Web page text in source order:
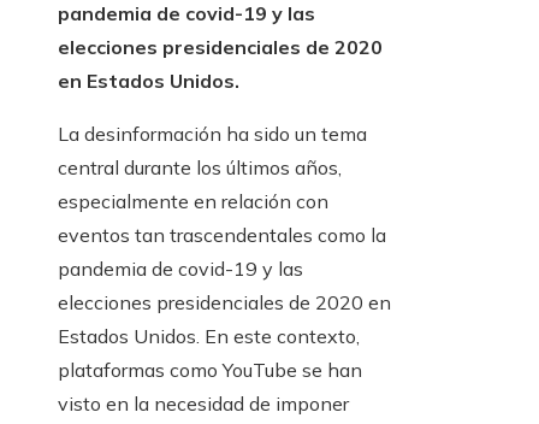
pandemia de covid-19 y las
elecciones presidenciales de 2020
en Estados Unidos.
La desinformación ha sido un tema
central durante los últimos años,
especialmente en relación con
eventos tan trascendentales como la
pandemia de covid-19 y las
elecciones presidenciales de 2020 en
Estados Unidos. En este contexto,
plataformas como YouTube se han
visto en la necesidad de imponer